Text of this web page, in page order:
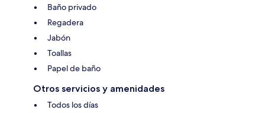
Baño privado
Regadera
Jabón
Toallas
Papel de baño
Otros servicios y amenidades
Todos los días